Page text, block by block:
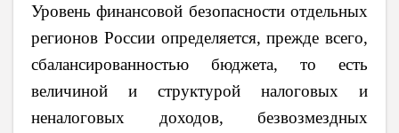
Уровень финансовой безопасности отдельных
регионов России определяется, прежде всего,
сбалансированностью бюджета, то есть
величиной и структурой налоговых и
неналоговых доходов, безвозмездных